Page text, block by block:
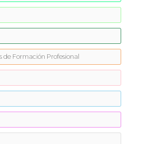
Formación Profesional